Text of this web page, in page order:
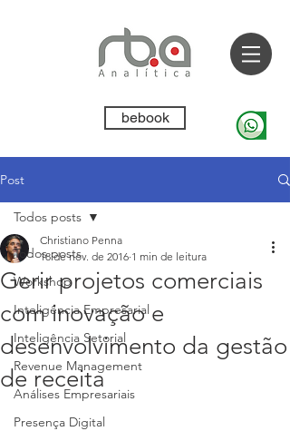
bebook
Post
Todos posts
Workshop
Inteligência Empresarial
Inteligência Setorial
Revenue Management
Análises Empresariais
Presença Digital
Todos posts
Gerir projetos comerciais
com inovação e
desenvolvimento da gestão
de receita
Christiano Penna
18 de nov. de 2016 1 min de leitura